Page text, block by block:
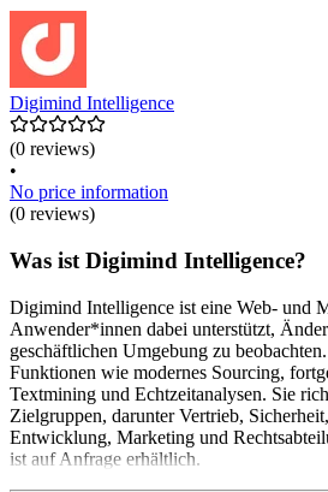
Digimind Intelligence
(0 reviews)
•
No price information
(0 reviews)
Was ist Digimind Intelligence?
Digimind Intelligence ist eine Web- und
Anwender*innen dabei unterstützt,
geschäftlichen Umgebung zu
Funktionen wie modernes Sourcing,
Textmining und Echtzeitanalysen. Sie
Zielgruppen, darunter Vertrieb,
Entwicklung, Marketing und
ist auf Anfrage erhältlich.